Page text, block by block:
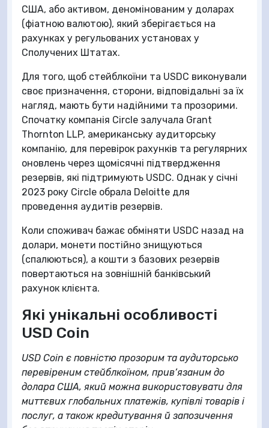
США, або активом, деномінованим у доларах
(фіатною валютою), який зберігається на
рахунках у регульованих установах у
Сполучених Штатах.
Для того, щоб стейблкоїни та USDC виконували
своє призначення, сторони, відповідальні за їх
нагляд, мають бути надійними та прозорими.
Спочатку компанія Circle залучала Grant
Thornton LLP, американську аудиторську
компанію, для перевірок рахунків та регулярних
оновлень через щомісячні підтвердження
резервів, які підтримують USDC. Однак у січні
2023 року Circle обрала Deloitte для
проведення аудитів резервів.
Коли споживач бажає обміняти USDC назад на
долари, монети постійно знищуються
(спалюються), а кошти з базових резервів
повертаються на зовнішній банківський
рахунок клієнта.
Які унікальні особливості
USD Coin
USD Coin є повністю прозорим та аудиторсько
перевіреним стейблкоїном, прив’язаним до
долара США, який можна використовувати для
миттєвих глобальних платежів, купівлі товарів і
послуг, а також кредитування й запозичення